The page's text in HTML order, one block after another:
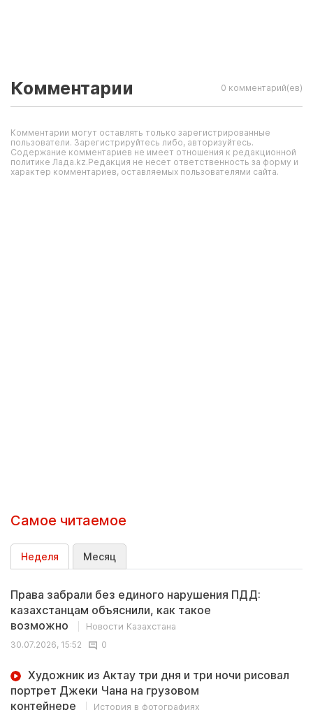
Комментарии 0 комментарий(ев)
Комментарии могут оставлять только зарегистрированные
пользователи. Зарегистрируйтесь либо, авторизуйтесь.
Содержание комментариев не имеет отношения к редакционной
политике Лада.kz.Редакция не несет ответственность за форму и
характер комментариев, оставляемых пользователями сайта.
Самое читаемое
Неделя Месяц
Права забрали без единого нарушения ПДД:
казахстанцам объяснили, как такое
возможно
Новости Казахстана
30.07.2026, 15:52
0
Художник из Актау три дня и три ночи рисовал
портрет Джеки Чана на грузовом
контейнере
История в фотографиях